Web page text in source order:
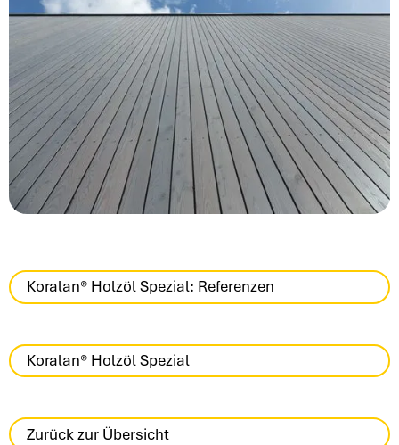
Koralan® Holzöl Spezial: Referenzen
Koralan® Holzöl Spezial
Zurück zur Übersicht